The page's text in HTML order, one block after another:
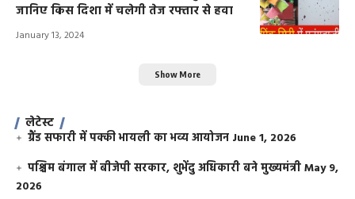
जानिए किस दिशा में चलेगी तेज रफ्तार से हवा
January 13, 2024
Show More
लेटेस्ट
ग्रैंड सफारी में पक्की भायली का भव्य आयोजन June 1, 2026
पश्चिम बंगाल में बीजेपी सरकार, शुभेंदु अधिकारी बने मुख्यमंत्रीMay 9,
2026